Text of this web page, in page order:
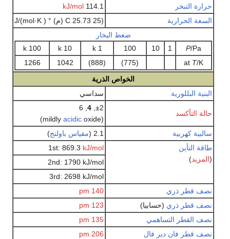
حرارة التبخر
kJ/mol 114.1
السعة الحرارية
(25 25.73 C (م) ° ( J/(mol·K
ضغط البخار
P/Pa
1
10
100
1 k
10 k
100 k
at T/K
(775)
(888)
1042
1266
الخواص الذرية
البنية البللورية
سداسي
حالة التأكسد
±2,
4
(mildly
acidic oxide)
سالبية كهربية
2.1 ( مقياس باولنج)
طاقة التأين
(المزيد)
1st: 869.3 kJ/mol
2nd: 1790 kJ/mol
3rd: 2698 kJ/mol
نصف قطر ذري
140
pm
نصف قطر ذري (حسابيا) 123
pm
نصف القطر التساهمي
135
pm
نصف قطر فان دير فال
206
pm